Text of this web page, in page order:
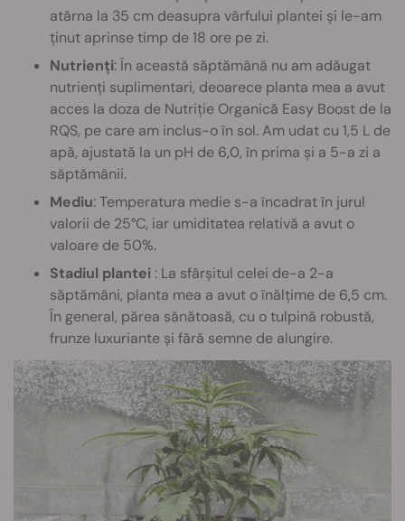
atârna la 35 cm deasupra vârfului plantei și le-am
ținut aprinse timp de 18 ore pe zi.
Nutrienți: În această săptămână nu am adăugat
nutrienți suplimentari, deoarece planta mea a avut
acces la doza de Nutriție Organică Easy Boost de la
RQS, pe care am inclus-o în sol. Am udat cu 1,5 L de
apă, ajustată la un pH de 6,0, în prima și a 5-a zi a
săptămânii.
Mediu: Temperatura medie s-a încadrat în jurul
valorii de 25°C, iar umiditatea relativă a avut o
valoare de 50%.
Stadiul plantei : La sfârșitul celei de-a 2-a
săptămâni, planta mea a avut o înălțime de 6,5 cm.
În general, părea sănătoasă, cu o tulpină robustă,
frunze luxuriante și fără semne de alungire.